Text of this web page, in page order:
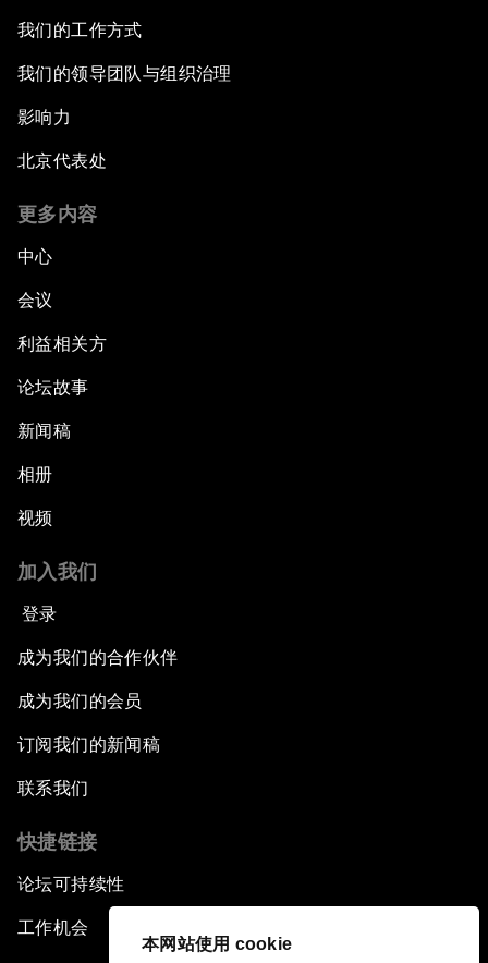
本网站使用 cookie
我们的工作方式
我们的领导团队与组织治理
影响力
北京代表处
更多内容
中心
会议
利益相关方
论坛故事
新闻稿
相册
视频
加入我们
登录
成为我们的合作伙伴
成为我们的会员
订阅我们的新闻稿
联系我们
快捷链接
论坛可持续性
工作机会